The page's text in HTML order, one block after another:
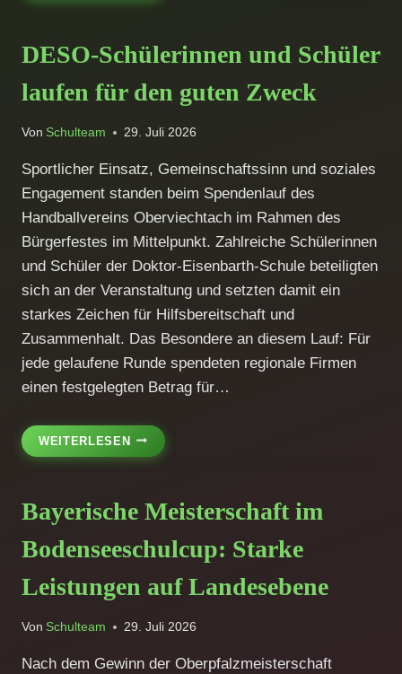
DIE
DESO-Schülerinnen und Schüler
laufen für den guten Zweck
Von Schulteam 29. Juli 2026
Sportlicher Einsatz, Gemeinschaftssinn und soziales
Engagement standen beim Spendenlauf des
Handballvereins Oberviechtach im Rahmen des
Bürgerfestes im Mittelpunkt. Zahlreiche Schülerinnen
und Schüler der Doktor-Eisenbarth-Schule beteiligten
sich an der Veranstaltung und setzten damit ein
starkes Zeichen für Hilfsbereitschaft und
Zusammenhalt. Das Besondere an diesem Lauf: Für
jede gelaufene Runde spendeten regionale Firmen
einen festgelegten Betrag für…
WEITERLESENDESO-
SCHÜLERINNEN
LAUFEN
DEN
ZWECK
Bayerische Meisterschaft im
Bodenseeschulcup: Starke
Leistungen auf Landesebene
Von Schulteam 29. Juli 2026
Nach dem Gewinn der Oberpfalzmeisterschaft